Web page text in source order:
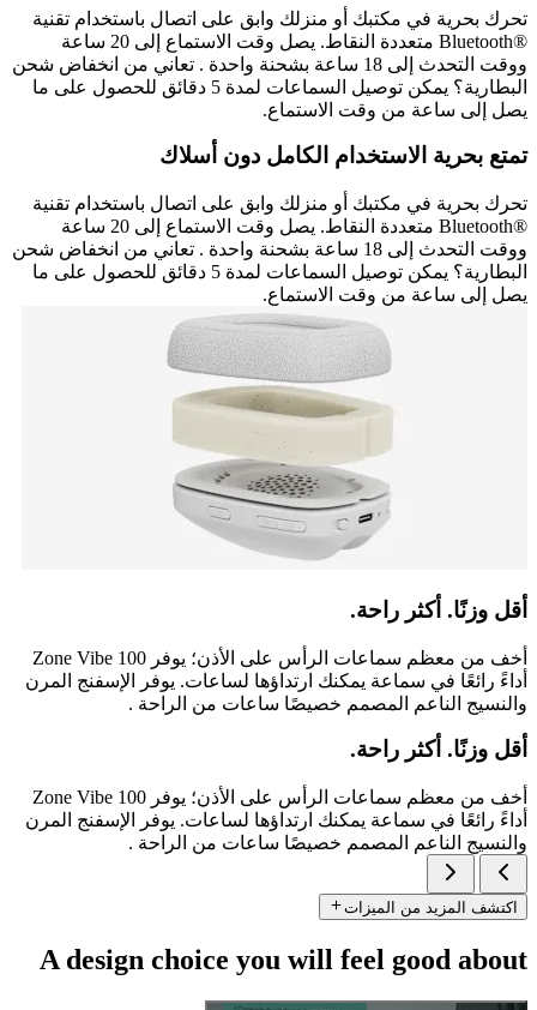
تحرك بحرية في مكتبك أو منزلك وابق على اتصال باستخدام تقنية
Bluetooth®‎ متعددة النقاط. يصل وقت الاستماع إلى 20 ساعة
ووقت التحدث إلى 18 ساعة بشحنة واحدة . تعاني من انخفاض شحن
البطارية؟ يمكن توصيل السماعات لمدة 5 دقائق للحصول على ما
يصل إلى ساعة من وقت الاستماع.
تمتع بحرية الاستخدام الكامل دون أسلاك
تحرك بحرية في مكتبك أو منزلك وابق على اتصال باستخدام تقنية
Bluetooth®‎ متعددة النقاط. يصل وقت الاستماع إلى 20 ساعة
ووقت التحدث إلى 18 ساعة بشحنة واحدة . تعاني من انخفاض شحن
البطارية؟ يمكن توصيل السماعات لمدة 5 دقائق للحصول على ما
يصل إلى ساعة من وقت الاستماع.
أقل وزنًا. أكثر راحة.
أخف من معظم سماعات الرأس على الأذن؛ يوفر Zone Vibe 100
أداءً رائعًا في سماعة يمكنك ارتداؤها لساعات. يوفر الإسفنج المرن
والنسيج الناعم المصمم خصيصًا ساعات من الراحة .
أقل وزنًا. أكثر راحة.
أخف من معظم سماعات الرأس على الأذن؛ يوفر Zone Vibe 100
أداءً رائعًا في سماعة يمكنك ارتداؤها لساعات. يوفر الإسفنج المرن
والنسيج الناعم المصمم خصيصًا ساعات من الراحة .
اكتشف المزيد من الميزات
A design choice you will feel good about